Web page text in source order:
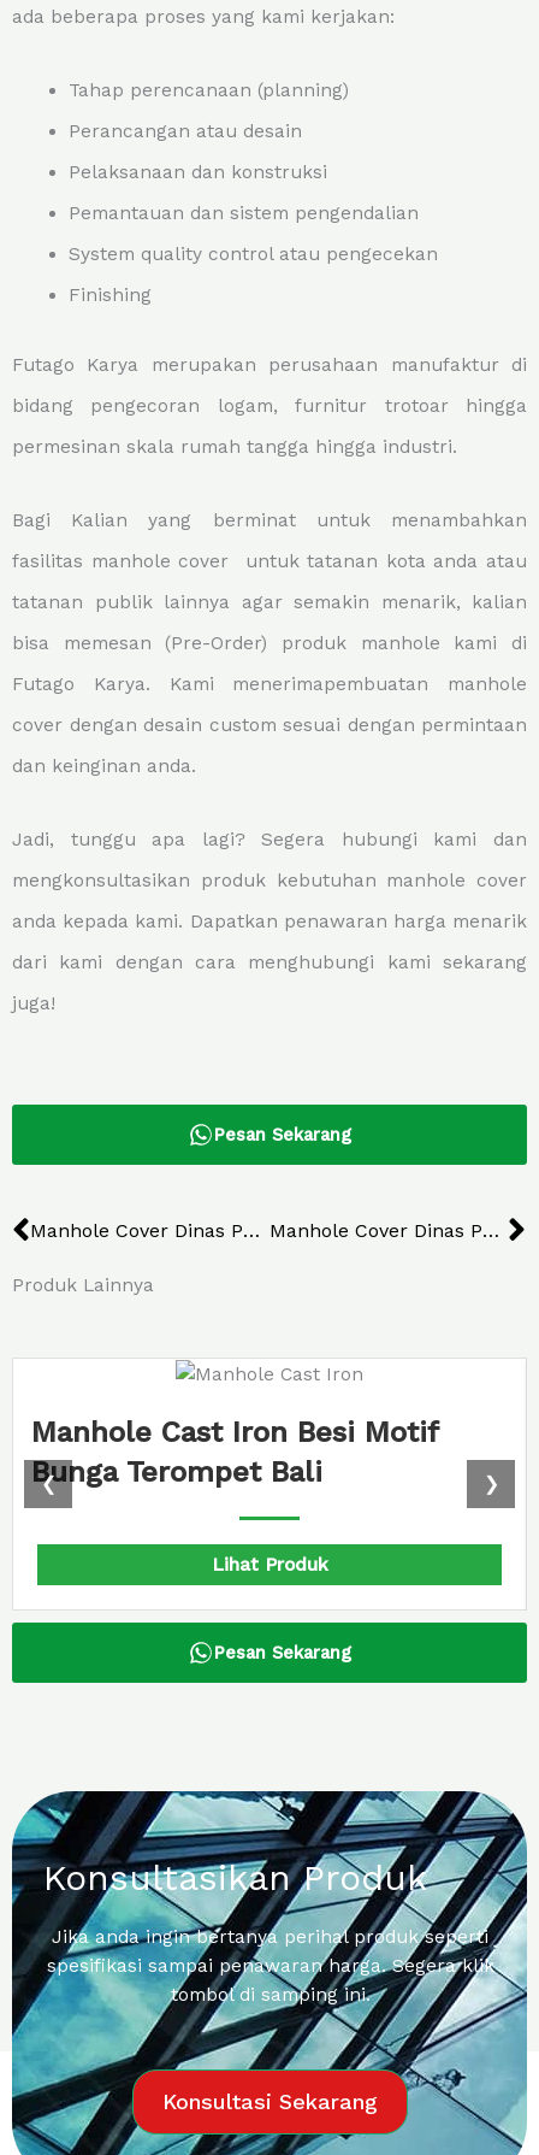
ada beberapa proses yang kami kerjakan:
Tahap perencanaan (planning)
Perancangan atau desain
Pelaksanaan dan konstruksi
Pemantauan dan sistem pengendalian
System quality control atau pengecekan
Finishing
Futago Karya merupakan perusahaan manufaktur di
bidang pengecoran logam, furnitur trotoar hingga
permesinan skala rumah tangga hingga industri.
Bagi Kalian yang berminat untuk menambahkan
fasilitas manhole cover untuk tatanan kota anda atau
tatanan publik lainnya agar semakin menarik, kalian
bisa memesan (Pre-Order) produk manhole kami di
Futago Karya. Kami menerimapembuatan manhole
cover dengan desain custom sesuai dengan permintaan
dan keinginan anda.
Jadi, tunggu apa lagi? Segera hubungi kami dan
mengkonsultasikan produk kebutuhan manhole cover
anda kepada kami. Dapatkan penawaran harga menarik
dari kami dengan cara menghubungi kami sekarang
juga!
Pesan Sekarang
Prev Manhole Cover Dinas Pendidikan KTT Manhole Cover Dinas PUPR Kabupaten Kudus
Produk Lainnya
❮ ❯
Manhole Cast Iron Besi Motif
Bunga Terompet Bali
Lihat Produk
Pesan Sekarang
Konsultasikan Produk
Jika anda ingin bertanya perihal produk seperti
spesifikasi sampai penawaran harga. Segera klik
tombol di samping ini.
Konsultasi Sekarang